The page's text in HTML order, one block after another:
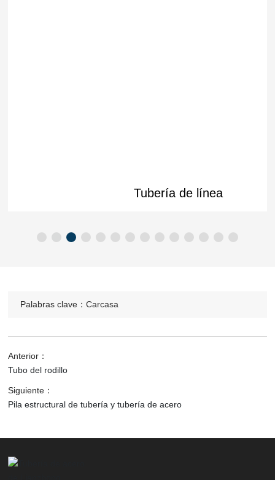
Tubería de línea
Palabras clave：Carcasa
Anterior：
Tubo del rodillo
Siguiente：
Pila estructural de tubería y tubería de acero